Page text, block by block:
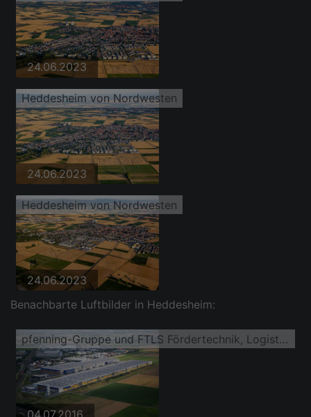
24.06.2023
Heddesheim von Nordwesten
24.06.2023
Heddesheim von Nordwesten
24.06.2023
Benachbarte Luftbilder in Heddesheim:
pfenning-Gruppe und FTLS Fördertechnik, Logistik + Service GmbH